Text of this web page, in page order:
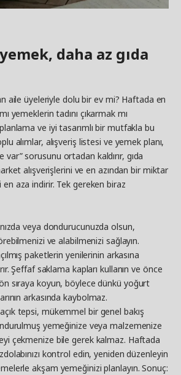
daha az gıda
aile üyeleriyle dolu bir ev mi? Haftada en
yemeklerin tadını çıkarmak mı
ve iyi tasarımlı bir mutfakla bu
alımlar, alışveriş listesi ve yemek planı,
var” sorusunu ortadan kaldırır, gıda
alışverişlerini ve en azından bir miktar
aza indirir. Tek gereken biraz
veya dondurucunuzda olsun,
ve alabilmenizi sağlayın.
paketlerin yenilerinin arkasına
Şeffaf saklama kapları kullanın ve önce
sıraya koyun, böylece dünkü yoğurt
arkasında kaybolmaz.
tepsi, mükemmel bir genel bakış
yemeğinize veya malzemenize
çekmenize bile gerek kalmaz. Haftada
kontrol edin, yeniden düzenleyin
akşam yemeğinizi planlayın. Sonuç: